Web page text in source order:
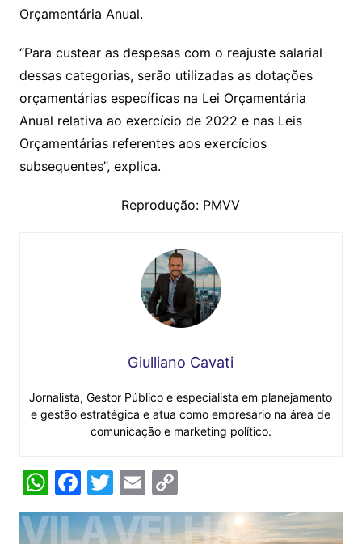
Orçamentária Anual.
“Para custear as despesas com o reajuste salarial
dessas categorias, serão utilizadas as dotações
orçamentárias específicas na Lei Orçamentária
Anual relativa ao exercício de 2022 e nas Leis
Orçamentárias referentes aos exercícios
subsequentes”, explica.
Reprodução: PMVV
Giulliano Cavati
Jornalista, Gestor Público e especialista em planejamento
e gestão estratégica e atua como empresário na área de
comunicação e marketing político.
W
h
at
F
a
c
T
w
itt
E
m
ai
C
o
p